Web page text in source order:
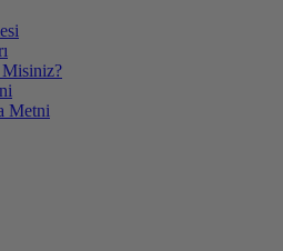
Misiniz?
Metni